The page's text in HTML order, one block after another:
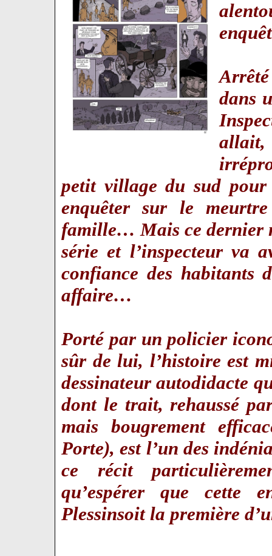
dans
petit village du sud pour
enquêter sur le
famille… Mais ce dernier
série et l’inspecteur va
confiance des habitants
affaire…
Porté par un policier
sûr de lui, l’histoire est
dessinateur autodidacte
dont le trait, rehaussé
mais bougrement
Porte), est l’un des
ce récit
qu’espérer que cette
Plessinsoit la première